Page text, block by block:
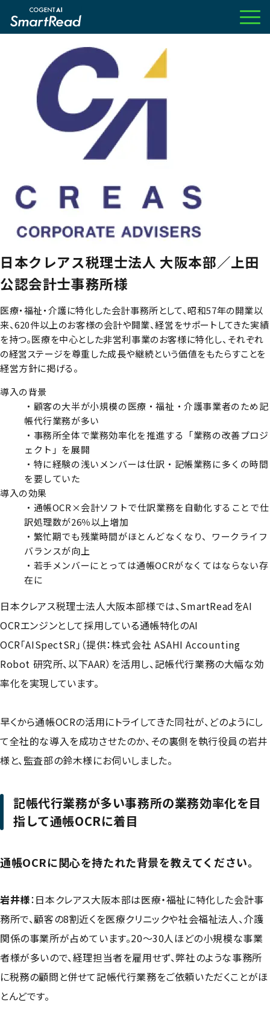
日本クレアス税理士法人 大阪本部／上田
公認会計士事務所様
医療・福祉・介護に特化した会計事務所として、昭和57年の開業以
来、620件以上のお客様の会計や開業、経営をサポートしてきた実績
を持つ。医療を中心とした非営利事業のお客様に特化し、それぞれ
の経営ステージを尊重した成長や継続という価値をもたらすことを
経営方針に掲げる。
導入の背景
・顧客の大半が小規模の医療・福祉・介護事業者のため記
帳代行業務が多い
・事務所全体で業務効率化を推進する「業務の改善プロジ
ェクト」を展開
・特に経験の浅いメンバーは仕訳・記帳業務に多くの時間
を要していた
導入の効果
・通帳OCR×会計ソフトで仕訳業務を自動化することで仕
訳処理数が26％以上増加
・繁忙期でも残業時間がほとんどなくなり、ワークライフ
バランスが向上
・若手メンバーにとっては通帳OCRがなくてはならない存
在に
日本クレアス税理士法人大阪本部様では、SmartReadをAI
OCRエンジンとして採用している通帳特化のAI
OCR「AISpectSR」（提供：株式会社 ASAHI Accounting
Robot 研究所、以下AAR）を活用し、記帳代行業務の大幅な効
率化を実現しています。
早くから通帳OCRの活用にトライしてきた同社が、どのようにし
て全社的な導入を成功させたのか、その裏側を執行役員の岩井
様と、監査部の鈴木様にお伺いしました。
記帳代行業務が多い事務所の業務効率化を目
指して通帳OCRに着目
通帳OCRに関心を持たれた背景を教えてください。
岩井様：日本クレアス大阪本部は医療・福祉に特化した会計事
務所で、顧客の8割近くを医療クリニックや社会福祉法人、介護
関係の事業所が占めています。20〜30人ほどの小規模な事業
者様が多いので、経理担当者を雇用せず、弊社のような事務所
に税務の顧問と併せて記帳代行業務をご依頼いただくことがほ
とんどです。